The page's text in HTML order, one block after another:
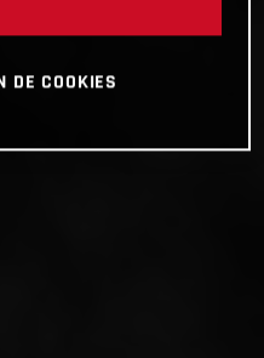
DE COOKIES